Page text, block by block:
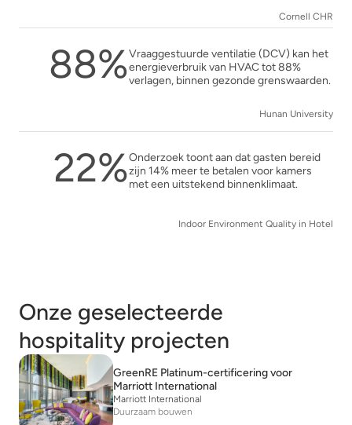
Cornell CHR
88%Vraaggestuurde ventilatie (DCV) kan het
energieverbruik van HVAC tot 88%
verlagen, binnen gezonde grenswaarden.
Hunan University
22%Onderzoek toont aan dat gasten bereid
zijn 14% meer te betalen voor kamers
met een uitstekend binnenklimaat.
Indoor Environment Quality in Hotel
Onze geselecteerde
hospitality projecten
GreenRE Platinum-certificering voor
Marriott International
Marriott International
Duurzaam bouwen